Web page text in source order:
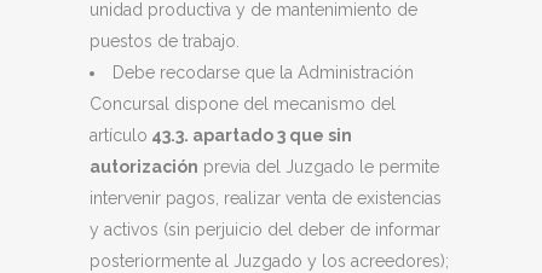
unidad productiva y de mantenimiento de
puestos de trabajo.
Debe recodarse que la Administración
Concursal dispone del mecanismo del
artículo 43.3. apartado 3 que sin
autorización previa del Juzgado le permite
intervenir pagos, realizar venta de existencias
y activos (sin perjuicio del deber de informar
posteriormente al Juzgado y los acreedores);